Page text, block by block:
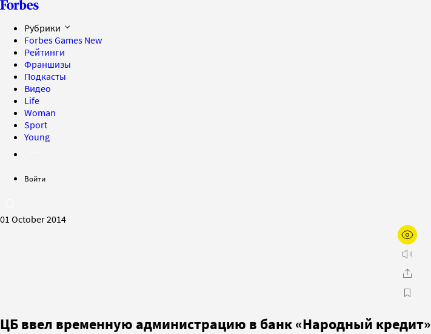
Рубрики
Forbes Games New
Рейтинги
Франшизы
Подкасты
Видео
Life
Woman
Sport
Young
Войти
01 October 2014
ЦБ ввел временную администрацию в банк «Народный кредит»